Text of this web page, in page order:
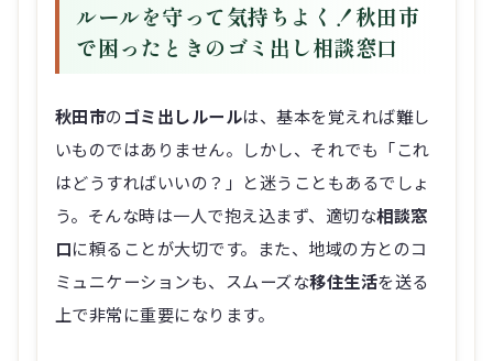
ルールを守って気持ちよく！秋田市
で困ったときのゴミ出し相談窓口
秋田市のゴミ出しルールは、基本を覚えれば難し
いものではありません。しかし、それでも「これ
はどうすればいいの？」と迷うこともあるでしょ
う。そんな時は一人で抱え込まず、適切な相談窓
口に頼ることが大切です。また、地域の方とのコ
ミュニケーションも、スムーズな移住生活を送る
上で非常に重要になります。